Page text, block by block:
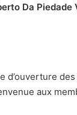
Da Piedade
aux